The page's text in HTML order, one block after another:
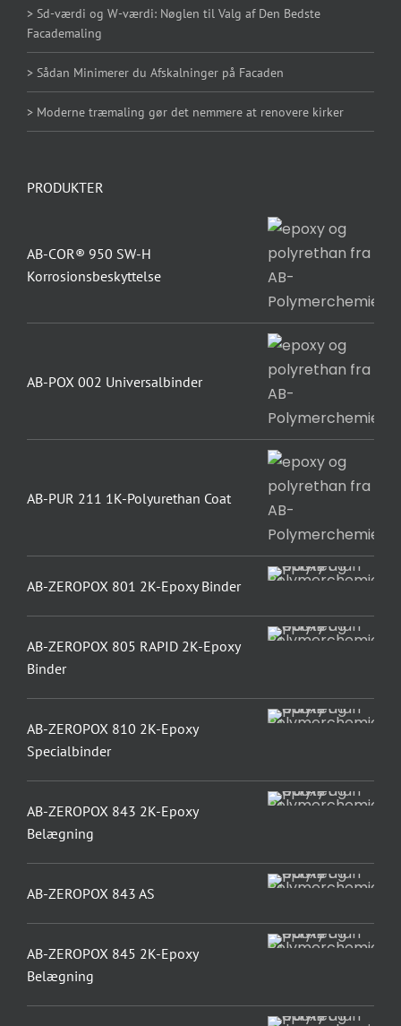
> Sd-værdi og W-værdi: Nøglen til Valg af Den Bedste
Facademaling
> Sådan Minimerer du Afskalninger på Facaden
> Moderne træmaling gør det nemmere at renovere kirker
PRODUKTER
AB-COR® 950 SW-H
Korrosionsbeskyttelse
AB-POX 002 Universalbinder
AB-PUR 211 1K-Polyurethan Coat
AB-ZEROPOX 801 2K-Epoxy Binder
AB-ZEROPOX 805 RAPID 2K-Epoxy
Binder
AB-ZEROPOX 810 2K-Epoxy
Specialbinder
AB-ZEROPOX 843 2K-Epoxy
Belægning
AB-ZEROPOX 843 AS
AB-ZEROPOX 845 2K-Epoxy
Belægning